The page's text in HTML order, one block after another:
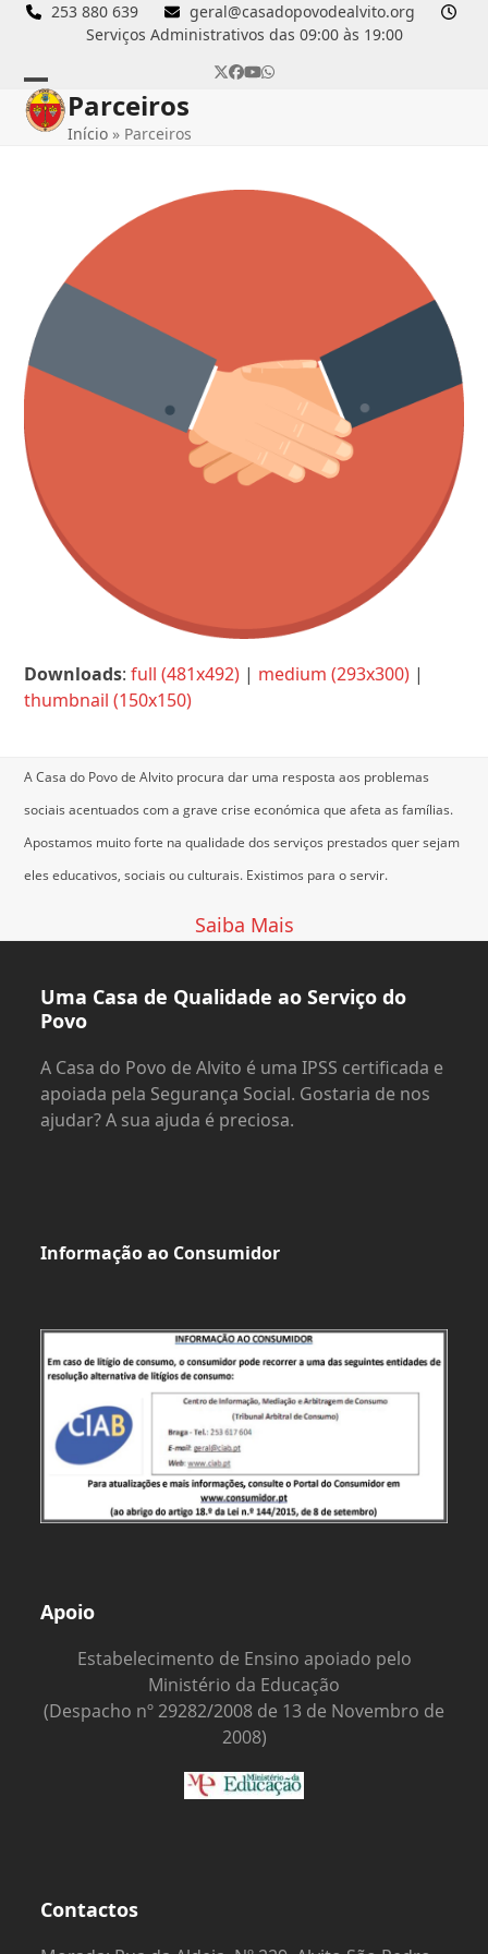
Skip
253 880 639
geral@casadopovodealvito.org
Serviços Administrativos das 09:00 às 19:00
Twitter
Facebook
YouTube
Whatsapp
Open
mobile
Close
mobile
Parceiros
Início » Parceiros
Downloads:full (481x492) | medium (293x300) |
thumbnail (150x150)
A Casa do Povo de Alvito procura dar uma resposta aos problemas
sociais acentuados com a grave crise económica que afeta as famílias.
Apostamos muito forte na qualidade dos serviços prestados quer sejam
eles educativos, sociais ou culturais. Existimos para o servir.
Saiba Mais
Uma Casa de Qualidade ao Serviço do
Povo
A Casa do Povo de Alvito é uma IPSS certificada e
apoiada pela Segurança Social. Gostaria de nos
ajudar? A sua ajuda é preciosa.
Informação ao Consumidor
Apoio
Estabelecimento de Ensino apoiado pelo
Ministério da Educação
(Despacho nº 29282/2008 de 13 de Novembro de
2008)
Contactos